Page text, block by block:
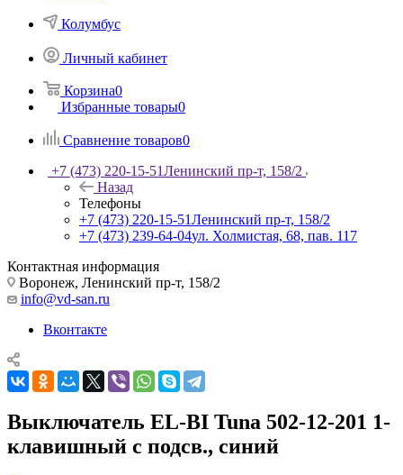
Колумбус
Личный кабинет
Корзина0
Избранные товары0
Сравнение товаров0
+7 (473) 220-15-51Ленинский пр-т, 158/2
Назад
Телефоны
+7 (473) 220-15-51Ленинский пр-т, 158/2
+7 (473) 239-64-04ул. Холмистая, 68, пав. 117
Контактная информация
Воронеж, Ленинский пр-т, 158/2
info@vd-san.ru
Вконтакте
Выключатель EL-BI Tuna 502-12-201 1-
клавишный с подсв., синий